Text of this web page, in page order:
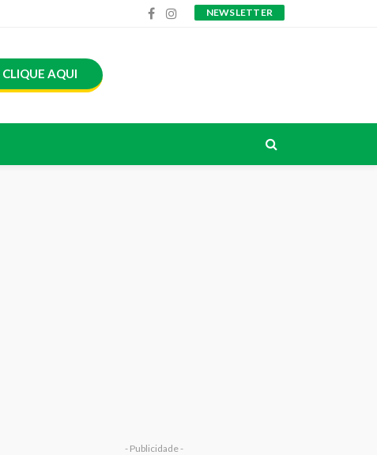
NEWSLETTER
CLIQUE AQUI
- Publicidade -